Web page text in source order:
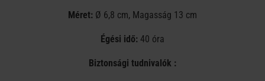
Méret: Ø 6,8 cm, Magasság 13 cm
Égési idő: 40 óra
Biztonsági tudnivalók :